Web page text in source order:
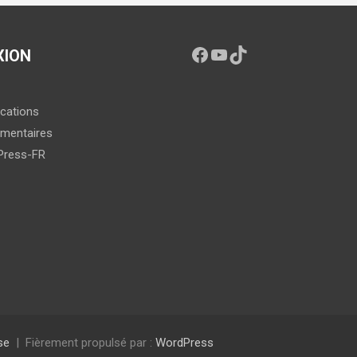
FR
Fièrement propulsé par : WordPress